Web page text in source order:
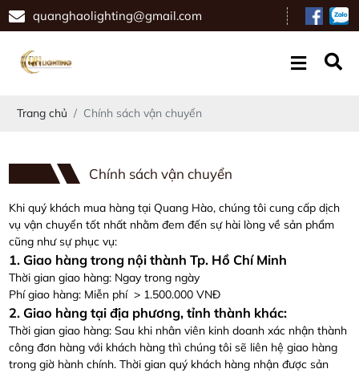
quanghaolighting@gmail.com
Trang chủ Chính sách vận chuyển
Chính sách vận chuyển
Khi quý khách mua hàng tại Quang Hào, chúng tôi cung cấp dịch
vụ vận chuyển tốt nhất nhằm đem đến sự hài lòng về sản phẩm
cũng như sự phục vụ:
1. Giao hàng trong nội thành Tp. Hồ Chí Minh
Thời gian giao hàng: Ngay trong ngày
Phí giao hàng: Miễn phí > 1.500.000 VNĐ
2. Giao hàng tại địa phương, tỉnh thành khác:
Thời gian giao hàng: Sau khi nhân viên kinh doanh xác nhận thành
công đơn hàng với khách hàng thì chúng tôi sẽ liên hệ giao hàng
trong giờ hành chính. Thời gian quý khách hàng nhận được sản